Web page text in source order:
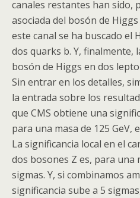
canales restantes han sido,
asociada del bosón de Higgs
este canal se ha buscado el
dos quarks b. Y, finalmente,
bosón de Higgs en dos
Sin entrar en los detalles,
la entrada sobre los
que CMS obtiene una
para una masa de 125 GeV,
La significancia local en el
dos bosones Z es, para una
sigmas. Y, si combinamos
significancia sube a 5